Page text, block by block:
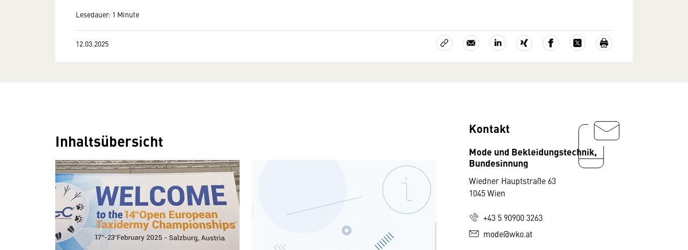
Lesedauer: 1 Minute
12.03.2025
Inhaltsübersicht
Kontakt
Mode und Bekleidungstechnik,
Bundesinnung
Wiedner Hauptstraße 63
1045 Wien
+43 5 90900 3263
mode@wko.at